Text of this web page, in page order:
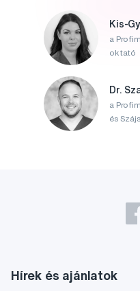
Kis-
a
oktató
Dr.
a
és
Hírek és ajánlatok